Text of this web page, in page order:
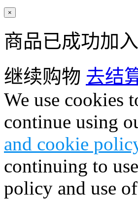
×
商品已成功加
继续购物 去结
We use cookies
continue using
and cookie
continuing to
policy and use